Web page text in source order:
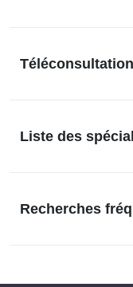
Téléconsultation
Liste des
Recherches